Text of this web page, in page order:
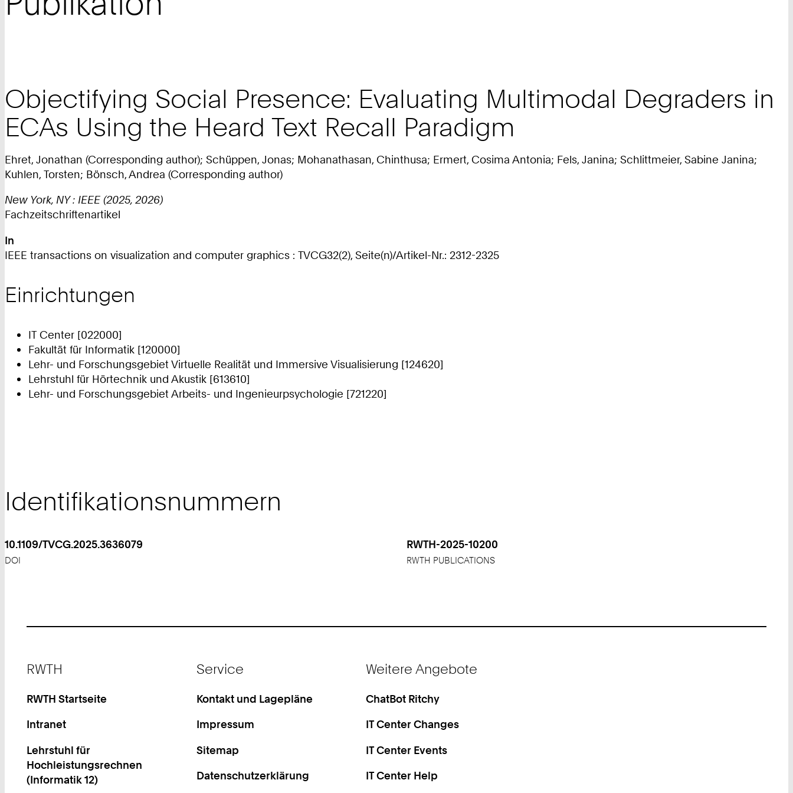
Objectifying Social Presence: Evaluating Multimodal Degraders in
ECAs Using the Heard Text Recall Paradigm
Ehret, Jonathan (Corresponding author); Schüppen, Jonas; Mohanathasan, Chinthusa; Ermert, Cosima Antonia; Fels, Janina; Schlittmeier, Sabine Janina;
Kuhlen, Torsten; Bönsch, Andrea (Corresponding author)
New York, NY : IEEE (2025, 2026)
Fachzeitschriftenartikel
In
IEEE transactions on visualization and computer graphics : TVCG32(2), Seite(n)/Artikel-Nr.: 2312-2325
Einrichtungen
IT Center [022000]
Fakultät für Informatik [120000]
Lehr- und Forschungsgebiet Virtuelle Realität und Immersive Visualisierung [124620]
Lehrstuhl für Hörtechnik und Akustik [613610]
Lehr- und Forschungsgebiet Arbeits- und Ingenieurpsychologie [721220]
Identifikationsnummern
10.1109/TVCG.2025.3636079
DOI
RWTH-2025-10200
RWTH PUBLICATIONS
RWTH
RWTH Startseite
Intranet
Lehrstuhl für
Hochleistungsrechnen
(Informatik 12)
Service
Kontakt und Lagepläne
Impressum
Sitemap
Datenschutzerklärung
Weitere Angebote
ChatBot Ritchy
IT Center Changes
IT Center Events
IT Center Help